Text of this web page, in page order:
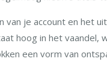
van je account en het
hoog in het
een vorm van